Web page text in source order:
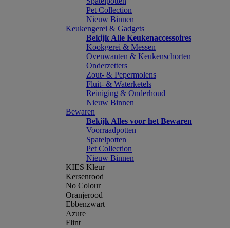
Pet Collection
Nieuw Binnen
Keukengerei & Gadgets
Bekijk Alle Keukenaccessoires
Kookgerei & Messen
Ovenwanten & Keukenschorten
Onderzetters
Zout- & Pepermolens
Fluit- & Waterketels
Reiniging & Onderhoud
Nieuw Binnen
Bewaren
Bekijk Alles voor het Bewaren
Voorraadpotten
Spatelpotten
Pet Collection
Nieuw Binnen
KIES Kleur
Kersenrood
No Colour
Oranjerood
Ebbenzwart
Azure
Flint